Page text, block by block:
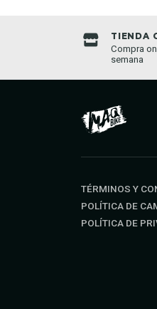
TIENDA
Compra
semana
TÉRMINOS Y
POLÍTICA DE
POLÍTICA DE